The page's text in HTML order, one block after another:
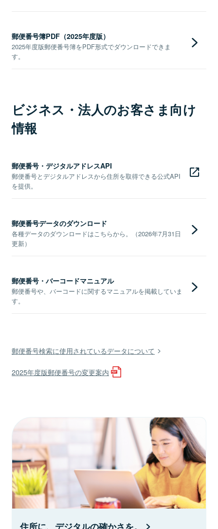
郵便番号簿PDF（2025年度版）
2025年度版郵便番号簿をPDF形式でダウンロードできま
す。
ビジネス・法人のお客さま向け
情報
郵便番号・デジタルアドレスAPI
郵便番号とデジタルアドレスから住所を取得できる公式API
を提供。
郵便番号データのダウンロード
各種データのダウンロードはこちらから。（2026年7月31日
更新）
郵便番号・バーコードマニュアル
郵便番号や、バーコードに関するマニュアルを掲載していま
す。
郵便番号検索に使用されているデータについて
2025年度版郵便番号の変更案内
住所に、デジタルの確かさを。